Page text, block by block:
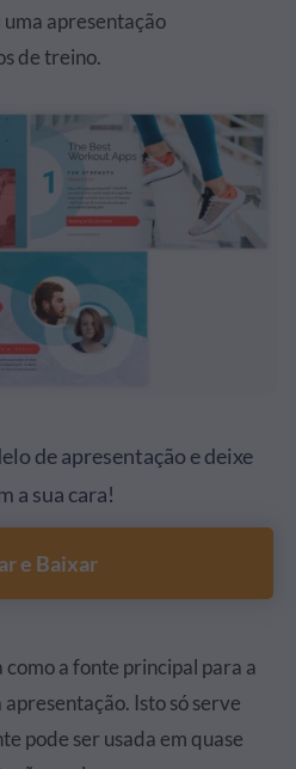
apresentação
de treino.
de apresentação e deixe
a sua cara!
e Baixar
a fonte principal para a
Isto só serve
pode ser usada em quase